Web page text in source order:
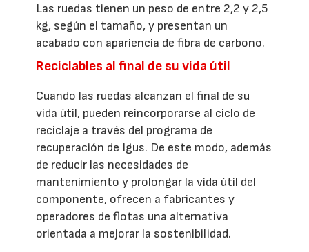
Las ruedas tienen un peso de entre 2,2 y 2,5
kg, según el tamaño, y presentan un
acabado con apariencia de fibra de carbono.
Reciclables al final de su vida útil
Cuando las ruedas alcanzan el final de su
vida útil, pueden reincorporarse al ciclo de
reciclaje a través del programa de
recuperación de Igus. De este modo, además
de reducir las necesidades de
mantenimiento y prolongar la vida útil del
componente, ofrecen a fabricantes y
operadores de flotas una alternativa
orientada a mejorar la sostenibilidad.